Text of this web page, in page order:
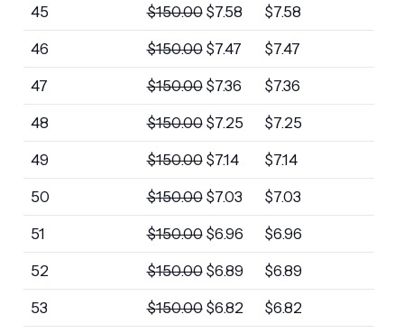
45 $150.00 $7.58 $7.58
46 $150.00 $7.47 $7.47
47 $150.00 $7.36 $7.36
48 $150.00 $7.25 $7.25
49 $150.00 $7.14 $7.14
50 $150.00 $7.03 $7.03
51 $150.00 $6.96 $6.96
52 $150.00 $6.89 $6.89
53 $150.00 $6.82 $6.82